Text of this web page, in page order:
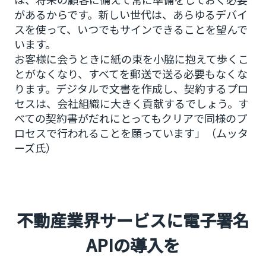
があるからです。新しい世代は、あらゆるデバイ
スを使って、いつでもサインできることを望んで
います。
お客様に会うときに紙の束を小脇に抱えて歩くこ
とがなくなり、すべてを郵送で送る必要もなくな
ります。デジタルで文書を作成し、契約するプロ
セスは、会社組織に大きく貢献するでしょう。す
べての契約書がだれにとってもクリアで同様のプ
ロセスで行われることを願っています」（ムッタ
ーズ氏）
不動産業界サービスに電子署名
APIの導入を